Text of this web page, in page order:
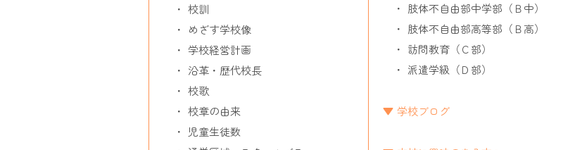
校訓
めざす学校像
学校経営計画
沿革・歴代校長
校歌
校章の由来
児童生徒数
肢体不自由部中学部（Ｂ中）
肢体不自由部高等部（Ｂ高）
訪問教育（Ｃ部）
派遣学級（Ｄ部）
学校ブログ